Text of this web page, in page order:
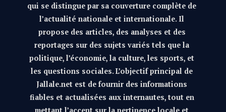
qui se distingue par sa couverture complète de
l’actualité nationale et internationale. Il
propose des articles, des analyses et des
reportages sur des sujets variés tels que la
politique, l’économie, la culture, les sports, et
les questions sociales. L’objectif principal de
Jallale.net est de fournir des informations
fiables et actualisées aux internautes, tout en
mettant l’accent sur la pertinence locale et